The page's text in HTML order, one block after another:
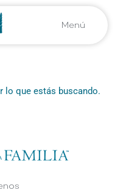
Menú
lo que estás buscando.